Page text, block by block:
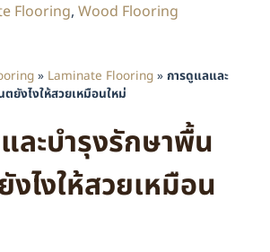
Flooring, Wood Flooring
» Laminate Flooring» การดูแลและ
ยังไงให้สวยเหมือนใหม่
ละบำรุงรักษาพื้น
งไงให้สวยเหมือน